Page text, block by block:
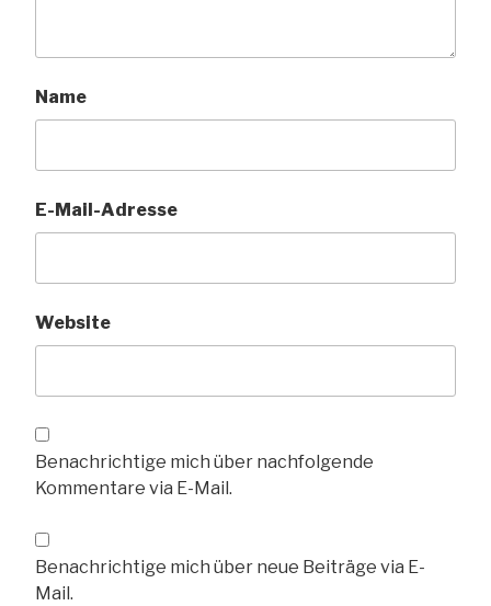
Name
E-Mail-Adresse
Website
Benachrichtige mich über nachfolgende
Kommentare via E-Mail.
Benachrichtige mich über neue Beiträge via E-
Mail.